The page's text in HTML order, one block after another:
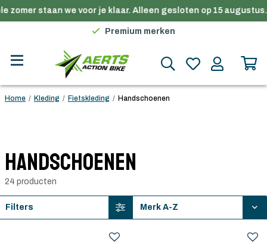
zomer staan we voor je klaar. Alleen gesloten op 15 augustus.
Gratis verzending in België vanaf €100
Premium merken
Gratis verzending in België vanaf €100
Home / Kleding / Fietskleding / Handschoenen
Handschoenen
24 producten
Filters